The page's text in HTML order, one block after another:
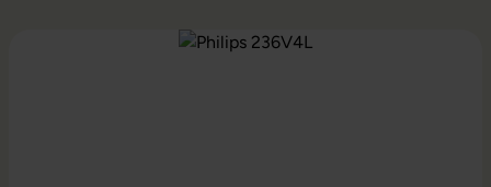
Bildergalerie überspringen